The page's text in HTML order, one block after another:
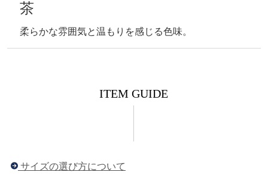
茶
柔らかな雰囲気と温もりを感じる色味。
ITEM GUIDE
サイズの選び方について